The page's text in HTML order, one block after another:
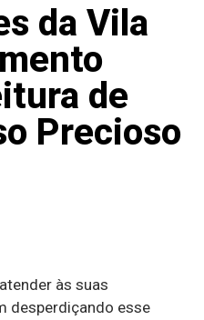
da Vila
de
Precioso
às suas
desperdiçando esse